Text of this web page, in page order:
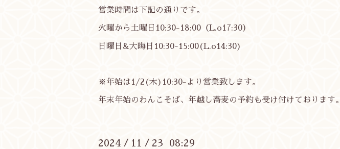
営業時間は下記の通りです。
火曜から土曜日10:30-18:00（L.o17:30）
日曜日&大晦日10:30-15:00(L.o14:30)
※年始は1/2(木)10:30-より営業致します。
年末年始のわんこそば、年越し蕎麦の予約も受け付けております。
2024 / 11 / 23 08:29